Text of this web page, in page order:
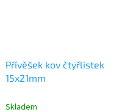
Přívěšek kov čtyřlístek
15x21mm
Skladem